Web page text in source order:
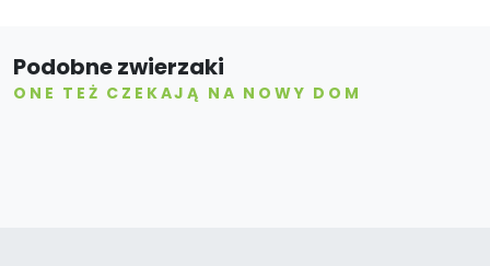
Podobne zwierzaki
ONE TEŻ CZEKAJĄ NA NOWY DOM